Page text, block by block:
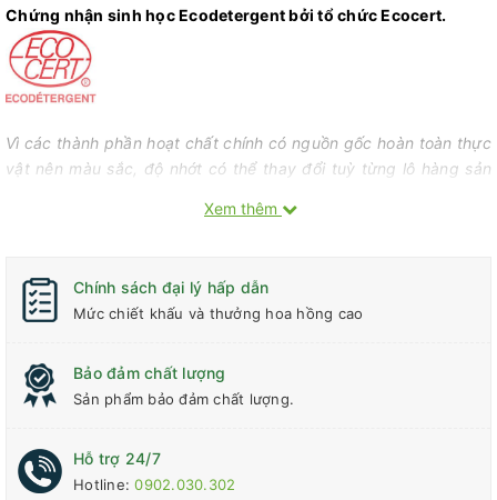
Chứng nhận sinh học Ecodetergent bởi tổ chức Ecocert.
Vì các thành phần hoạt chất chính có nguồn gốc hoàn toàn thực
vật nên màu sắc, độ nhớt có thể thay đổi tuỳ từng lô hàng sản
theo từng đợt thu hoạch. Tuy nhiên, điều này không ảnh hưởng
Xem thêm
Chính sách đại lý hấp dẫn
Mức chiết khấu và thưởng hoa hồng cao
Bảo đảm chất lượng
Sản phẩm bảo đảm chất lượng.
Hỗ trợ 24/7
Hotline:0902.030.302